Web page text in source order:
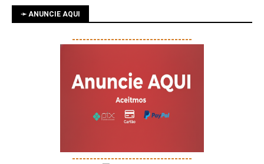
➛ ANUNCIE AQUI
----------------------------------
----------------------------------